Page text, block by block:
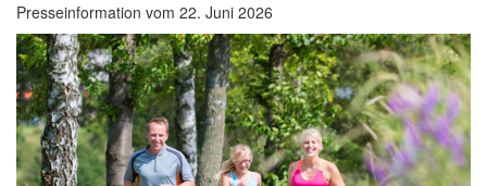
Presseinformation vom 22. Juni 2026